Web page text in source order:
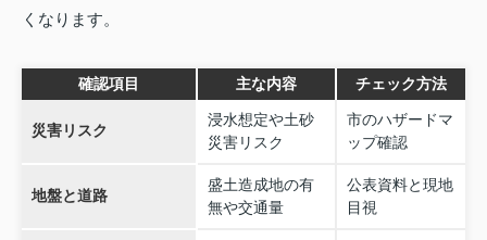
くなります。
確認項目 主な内容 チェック方法
災害リスク
浸水想定や土砂
災害リスク
市のハザードマ
ップ確認
地盤と道路
盛土造成地の有
無や交通量
公表資料と現地
目視